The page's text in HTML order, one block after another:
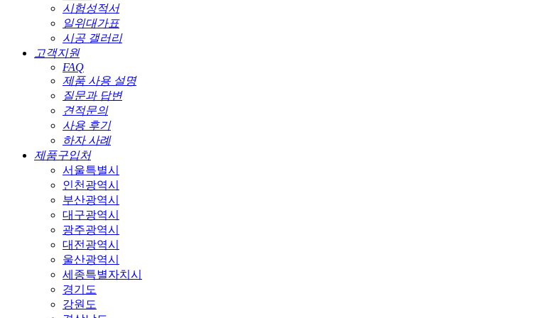
시험성적서
일위대가표
시공 갤러리
고객지원
FAQ
제품 사용 설명
질문과 답변
견적문의
사용 후기
하자 사례
제품구입처
서울특별시
인천광역시
부산광역시
대구광역시
광주광역시
대전광역시
울산광역시
세종특별자치시
경기도
강원도